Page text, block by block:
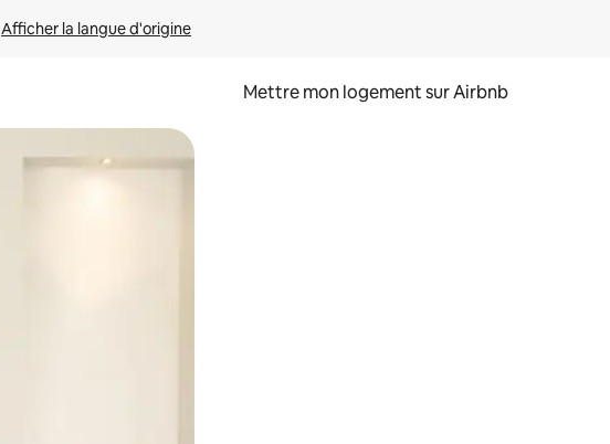
Afficher la langue d'origine
Mettre mon logement sur Airbnb